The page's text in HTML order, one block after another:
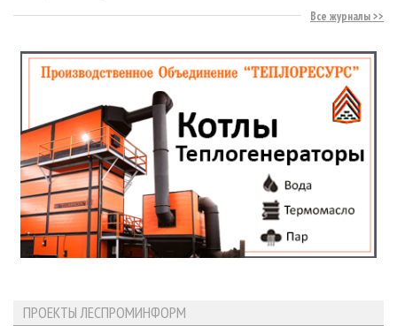
Все журналы
ПРОЕКТЫ ЛЕСПРОМИНФОРМ